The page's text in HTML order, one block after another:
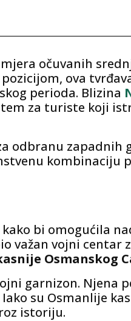
očuvanih
ova
perioda. Blizina
za turiste koji
odbranu zapadnih
kombinaciju
kako bi omogućila
važan vojni centar
Osmanskog
garnizon. Njena
su Osmanlije
istoriju.